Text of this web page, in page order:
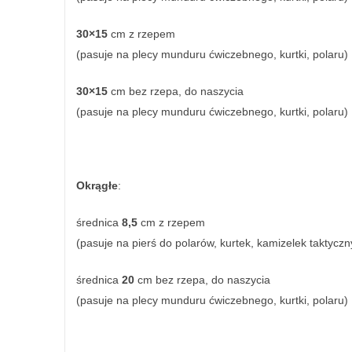
30×15 cm z rzepem
(pasuje na plecy munduru ćwiczebnego, kurtki, polaru)
30×15 cm bez rzepa, do naszycia
(pasuje na plecy munduru ćwiczebnego, kurtki, polaru)
Okrągłe:
średnica 8,5 cm z rzepem
(pasuje na pierś do polarów, kurtek, kamizelek
średnica 20 cm bez rzepa, do naszycia
(pasuje na plecy munduru ćwiczebnego, kurtki, polaru)